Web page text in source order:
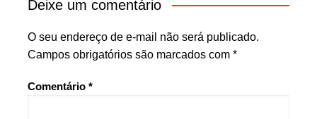
Deixe um comentário
O seu endereço de e-mail não será publicado.
Campos obrigatórios são marcados com *
Comentário *